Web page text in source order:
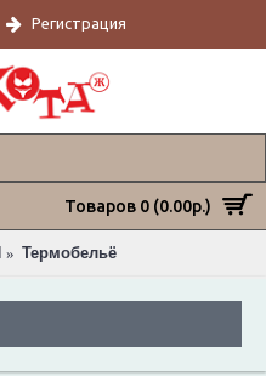
Регистрация
Товаров 0 (0.00р.)
Термобельё